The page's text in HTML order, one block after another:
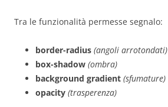
Tra le funzionalità permesse segnalo:
border-radius (angoli arrotondati)
box-shadow (ombra)
background gradient (sfumature)
opacity (trasperenza)